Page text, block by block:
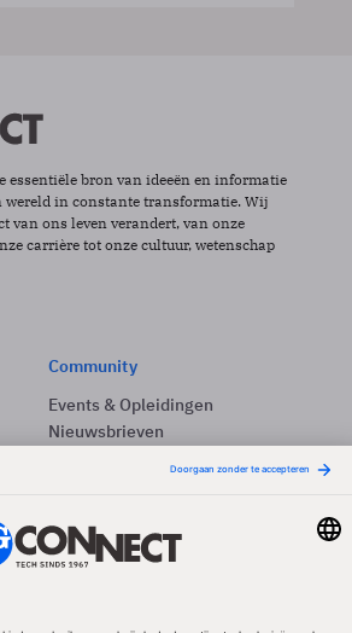
essentiële bron van ideeën en informatie
wereld in constante transformatie. Wij
van ons leven verandert, van onze
carrière tot onze cultuur, wetenschap
Community
Events & Opleidingen
Nieuwsbrieven